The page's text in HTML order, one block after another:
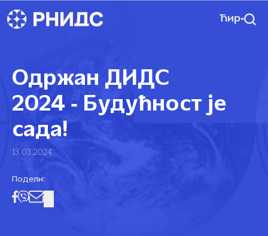
Ћир
Одржан ДИДС
2024 ‑ Будућност је
сада!
13.03.2024
Подели: